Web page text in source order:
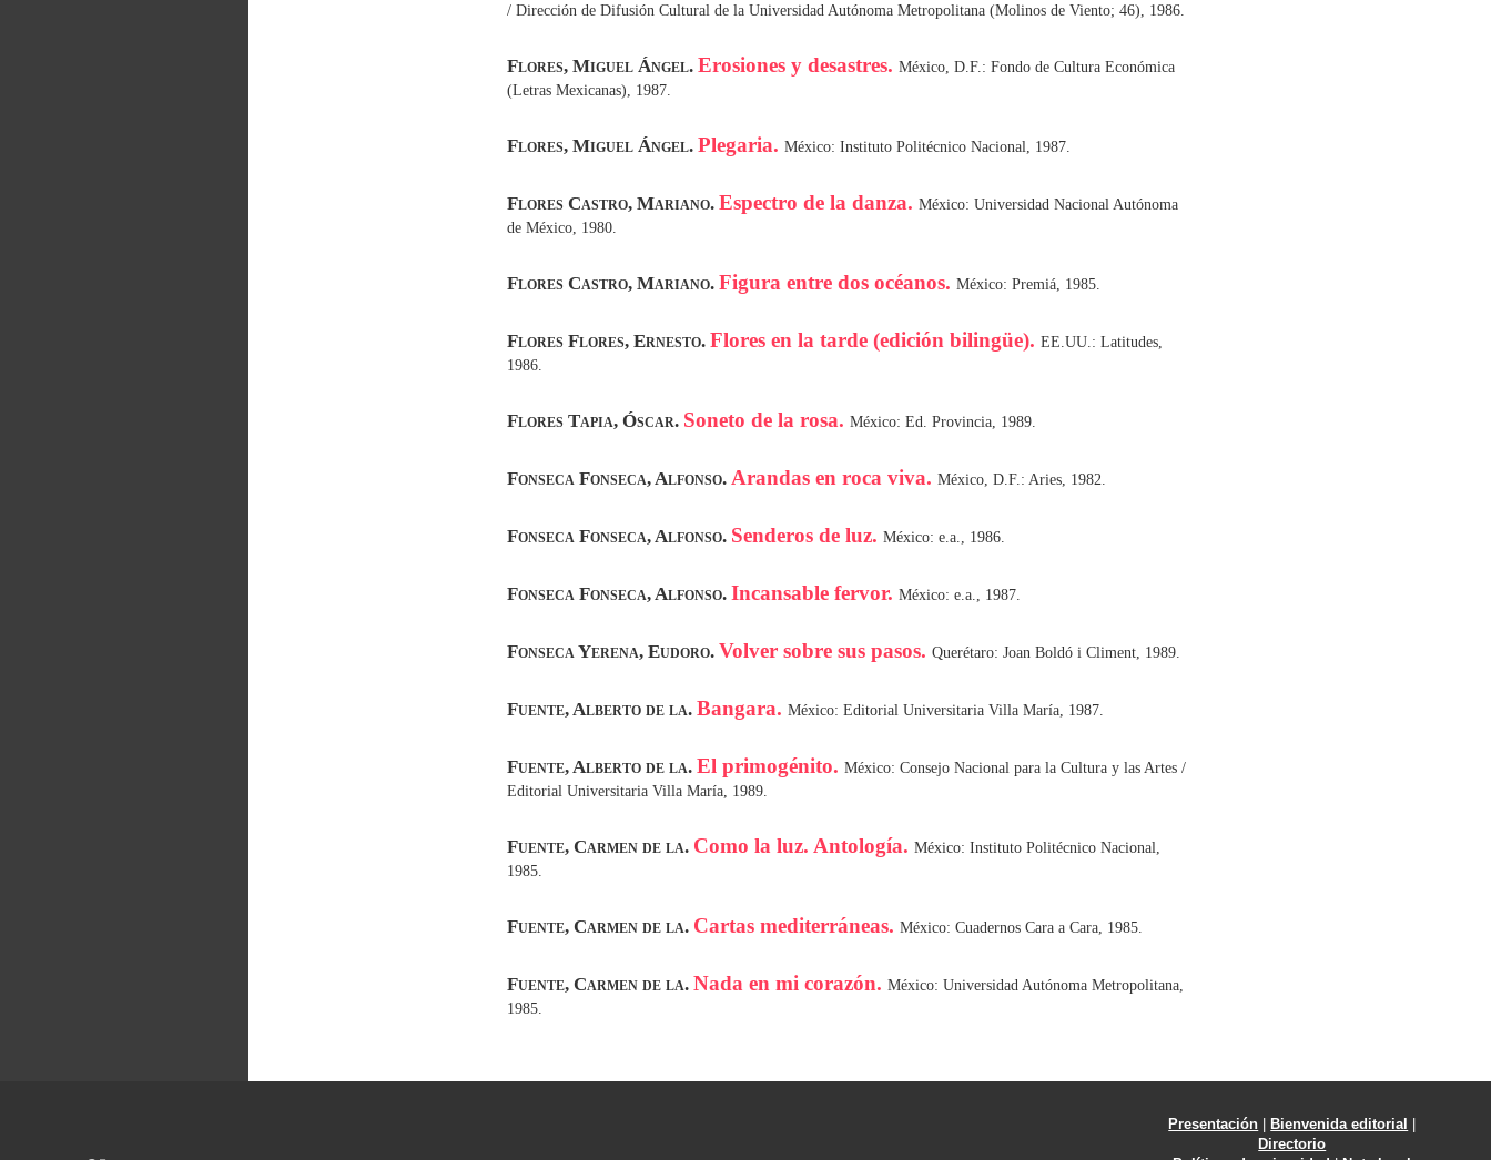
/ Dirección de Difusión Cultural de la Universidad Autónoma Metropolitana (Molinos de Viento; 46), 1986.
Flores, Miguel Ángel. Erosiones y desastres. México, D.F.: Fondo de Cultura Económica
(Letras Mexicanas), 1987.
Flores, Miguel Ángel. Plegaria. México: Instituto Politécnico Nacional, 1987.
Flores Castro, Mariano. Espectro de la danza. México: Universidad Nacional Autónoma
de México, 1980.
Flores Castro, Mariano. Figura entre dos océanos. México: Premiá, 1985.
Flores Flores, Ernesto. Flores en la tarde (edición bilingüe). EE.UU.: Latitudes,
1986.
Flores Tapia, Óscar. Soneto de la rosa. México: Ed. Provincia, 1989.
Fonseca Fonseca, Alfonso. Arandas en roca viva. México, D.F.: Aries, 1982.
Fonseca Fonseca, Alfonso. Senderos de luz. México: e.a., 1986.
Fonseca Fonseca, Alfonso. Incansable fervor. México: e.a., 1987.
Fonseca Yerena, Eudoro. Volver sobre sus pasos. Querétaro: Joan Boldó i Climent, 1989.
Fuente, Alberto de la. Bangara. México: Editorial Universitaria Villa María, 1987.
Fuente, Alberto de la. El primogénito. México: Consejo Nacional para la Cultura y las Artes /
Editorial Universitaria Villa María, 1989.
Fuente, Carmen de la. Como la luz. Antología. México: Instituto Politécnico Nacional,
1985.
Fuente, Carmen de la. Cartas mediterráneas. México: Cuadernos Cara a Cara, 1985.
Fuente, Carmen de la. Nada en mi corazón. México: Universidad Autónoma Metropolitana,
1985.
Presentación |Bienvenida editorial |
Directorio